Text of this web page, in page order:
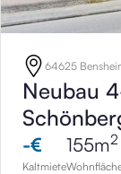
64625
Neubau
-€
Kaltmiete
155m2